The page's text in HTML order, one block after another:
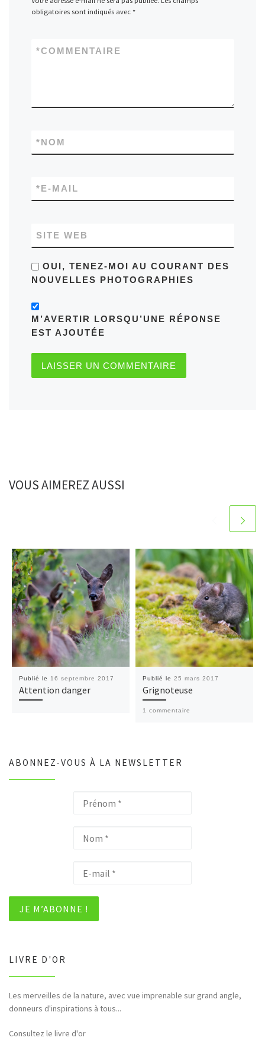
obligatoires sont indiqués avec *
COMMENTAIRE
*
NOM
*
E-MAIL
*
SITE WEB
OUI, TENEZ-MOI AU COURANT DES
NOUVELLES PHOTOGRAPHIES
M’AVERTIR LORSQU’UNE RÉPONSE
EST AJOUTÉE
VOUS AIMEREZ AUSSI
Publié le 16 septembre 2017
Attention danger
Publié le 25 mars 2017
Grignoteuse
1 commentaire
ABONNEZ-VOUS À LA NEWSLETTER
LIVRE D'OR
Les merveilles de la nature, avec vue imprenable sur grand angle,
donneurs d'inspirations à tous...
Bonjour et merci pour tous ces hommages rendus à la nature (faune,
flore,etc...)
Consultez le livre d'or